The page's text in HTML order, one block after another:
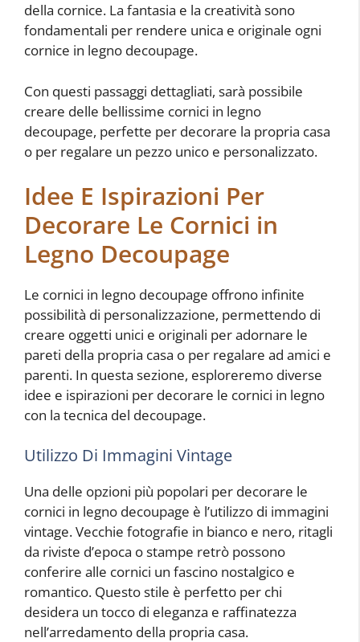
della cornice. La fantasia e la creatività sono
fondamentali per rendere unica e originale ogni
cornice in legno decoupage.
Con questi passaggi dettagliati, sarà possibile
creare delle bellissime cornici in legno
decoupage, perfette per decorare la propria casa
o per regalare un pezzo unico e personalizzato.
Idee E Ispirazioni Per
Decorare Le Cornici in
Legno Decoupage
Le cornici in legno decoupage offrono infinite
possibilità di personalizzazione, permettendo di
creare oggetti unici e originali per adornare le
pareti della propria casa o per regalare ad amici e
parenti. In questa sezione, esploreremo diverse
idee e ispirazioni per decorare le cornici in legno
con la tecnica del decoupage.
Utilizzo Di Immagini Vintage
Una delle opzioni più popolari per decorare le
cornici in legno decoupage è l’utilizzo di immagini
vintage. Vecchie fotografie in bianco e nero, ritagli
da riviste d’epoca o stampe retrò possono
conferire alle cornici un fascino nostalgico e
romantico. Questo stile è perfetto per chi
desidera un tocco di eleganza e raffinatezza
nell’arredamento della propria casa.